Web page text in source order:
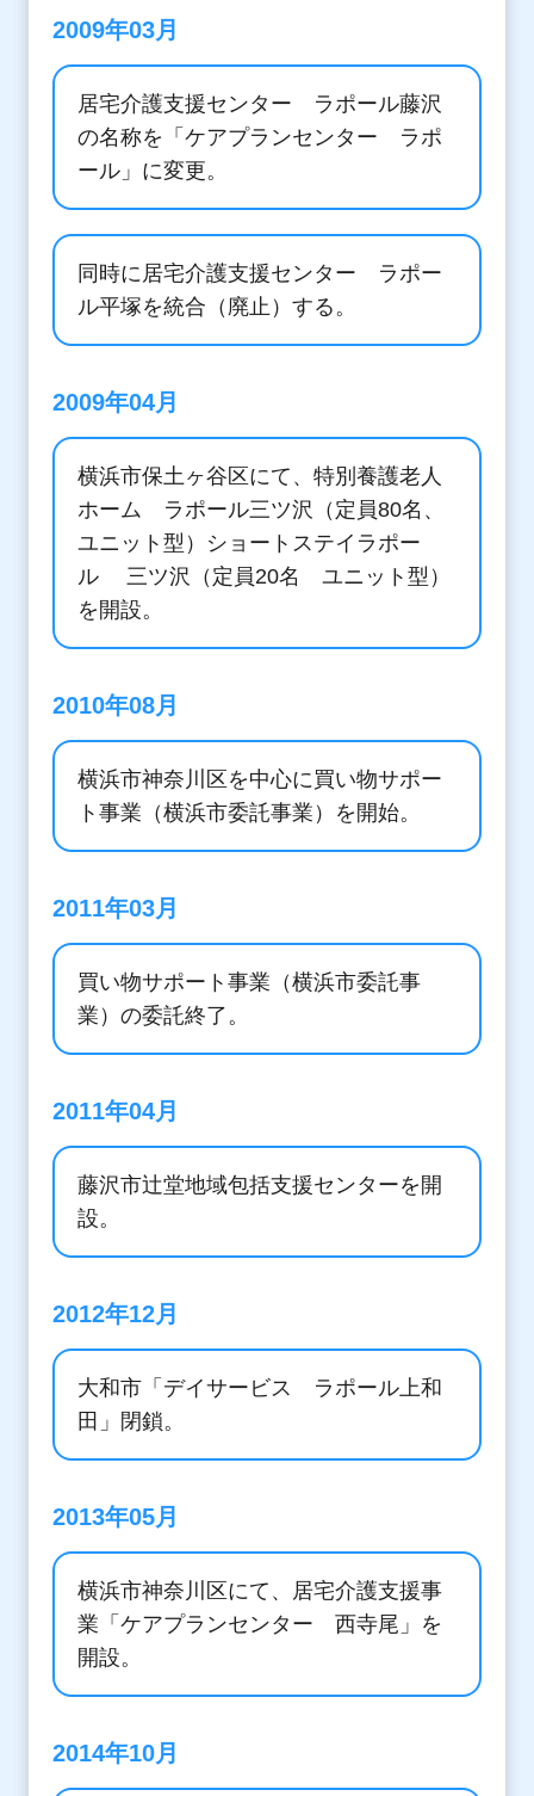
2009年03月
居宅介護支援センター ラポール藤沢
の名称を「ケアプランセンター ラポ
ール」に変更。
同時に居宅介護支援センター ラポー
ル平塚を統合（廃止）する。
2009年04月
横浜市保土ヶ谷区にて、特別養護老人
ホーム ラポール三ツ沢（定員80名、
ユニット型）ショートステイラポー
ル 三ツ沢（定員20名 ユニット型）
を開設。
2010年08月
横浜市神奈川区を中心に買い物サポー
ト事業（横浜市委託事業）を開始。
2011年03月
買い物サポート事業（横浜市委託事
業）の委託終了。
2011年04月
藤沢市辻堂地域包括支援センターを開
設。
2012年12月
大和市「デイサービス ラポール上和
田」閉鎖。
2013年05月
横浜市神奈川区にて、居宅介護支援事
業「ケアプランセンター 西寺尾」を
開設。
2014年10月